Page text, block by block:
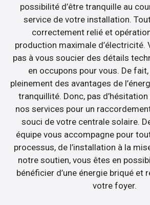
possibilité d’être tranquille au
service de votre installation.
correctement relié et
production maximale d’électricité.
pas à vous soucier des détails
en occupons pour vous. De
pleinement des avantages de
tranquillité. Donc, pas
nos services pour un
souci de votre centrale solaire.
équipe vous accompagne pour
processus, de l’installation à la
notre soutien, vous êtes en
bénéficier d’une énergie briqué et
votre foyer.